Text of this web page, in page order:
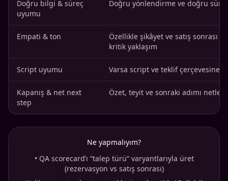
Doğru bilgi & süreç
uyumu
Doğru yönlendirme ve doğru süreç
Empati & ton
Özellikle şikâyet ve satış sonrası
kritik yaklaşım
Script uyumu Varsa script ve teklif çerçevesine
Kapanış & net next
step
Özet, teyit ve sonraki adımı
Ne yapmalıyım?
• QA scorecard’ı “talep türü” varyantlarıyla üret
(rezervasyon vs satış sonrası)